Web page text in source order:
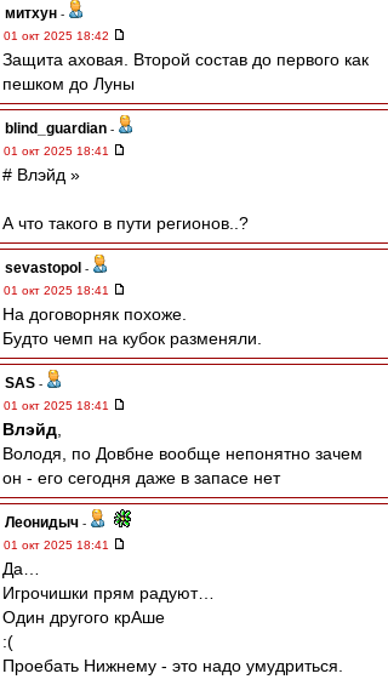
митхун -
01 окт 2025 18:42
Защита аховая. Второй состав до первого как
пешком до Луны
blind_guardian -
01 окт 2025 18:41
# Влэйд »
А что такого в пути регионов..?
sevastopol -
01 окт 2025 18:41
На договорняк похоже.
Будто чемп на кубок разменяли.
SAS -
01 окт 2025 18:41
Влэйд
Володя, по Довбне вообще непонятно зачем
он - его сегодня даже в запасе нет
Леонидыч -
01 окт 2025 18:41
Да…
Игрочишки прям радуют…
Один другого крАше
:(
Проебать Нижнему - это надо умудриться.